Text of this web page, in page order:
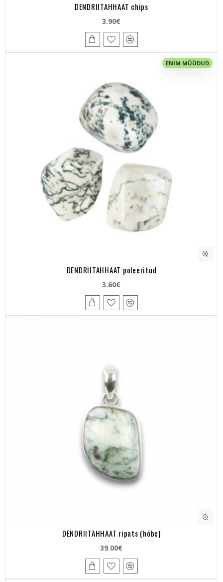
DENDRIITAHHAAT chips
3.90€
ENIM MÜÜDUD
DENDRIITAHHAAT poleeritud
3.60€
DENDRIITAHHAAT ripats (hõbe)
39.00€